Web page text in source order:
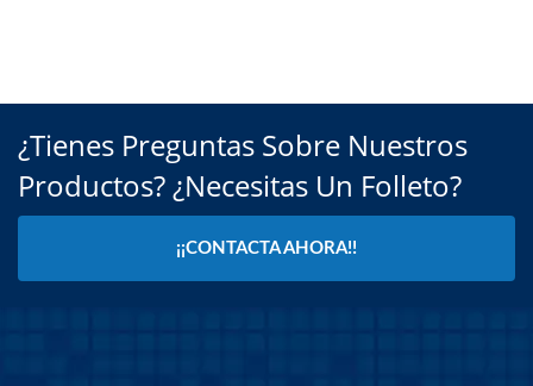
¿Tienes Preguntas Sobre Nuestros
Productos? ¿Necesitas Un Folleto?
¡¡CONTACTA AHORA!!